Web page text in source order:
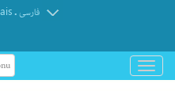
.فارسی
باز
و